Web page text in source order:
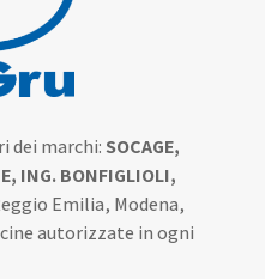
dei marchi:SOCAGE,
ING. BONFIGLIOLI,
Emilia, Modena,
autorizzate in ogni